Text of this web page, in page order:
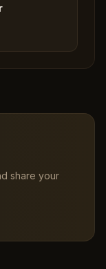
share your